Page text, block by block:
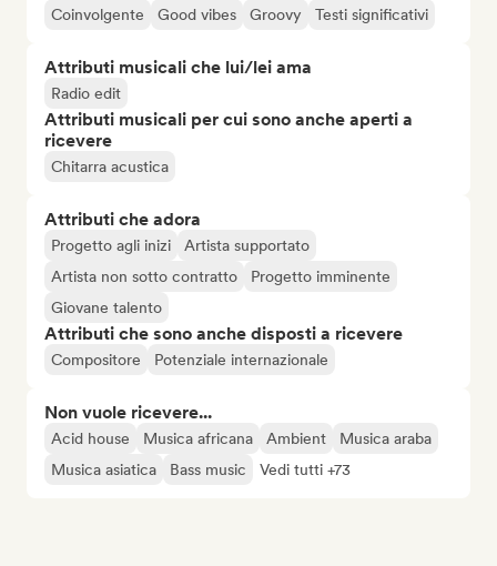
Coinvolgente Good vibes Groovy Testi significativi
Attributi musicali che lui/lei ama
Radio edit
Attributi musicali per cui sono anche aperti a
ricevere
Chitarra acustica
Attributi che adora
Progetto agli inizi
Artista supportato
Artista non sotto contratto
Progetto imminente
Giovane talento
Attributi che sono anche disposti a ricevere
Compositore Potenziale internazionale
Non vuole ricevere...
Acid house Musica africana Ambient
Musica araba
Musica asiatica
Bass music Vedi tutti +73